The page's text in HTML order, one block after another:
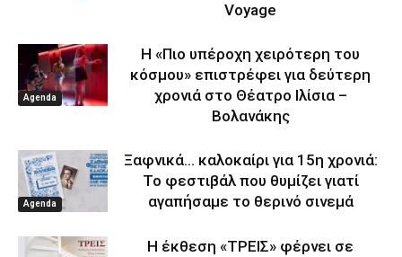
Voyage
Agenda
Η «Πιο υπέροχη χειρότερη του
κόσμου» επιστρέφει για δεύτερη
χρονιά στο Θέατρο Ιλίσια –
Βολανάκης
Agenda
Ξαφνικά… καλοκαίρι για 15η χρονιά:
Το φεστιβάλ που θυμίζει γιατί
αγαπήσαμε το θερινό σινεμά
Η έκθεση «ΤΡΕΙΣ» φέρνει σε